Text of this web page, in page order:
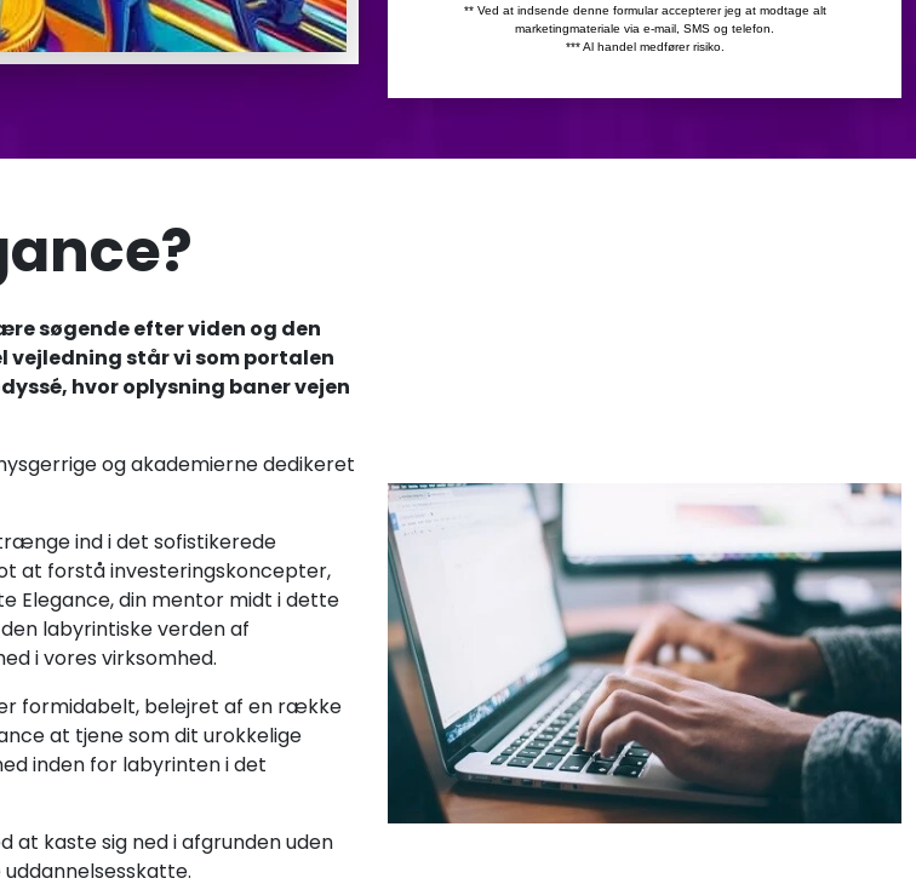
søgende efter viden og den
vejledning står vi som portalen
hvor oplysning baner vejen
og akademierne dedikeret
ind i det sofistikerede
at forstå investeringskoncepter,
Elegance, din mentor midt i dette
labyrintiske verden af
i vores virksomhed.
formidabelt, belejret af en række
at tjene som dit urokkelige
inden for labyrinten i det
at kaste sig ned i afgrunden uden